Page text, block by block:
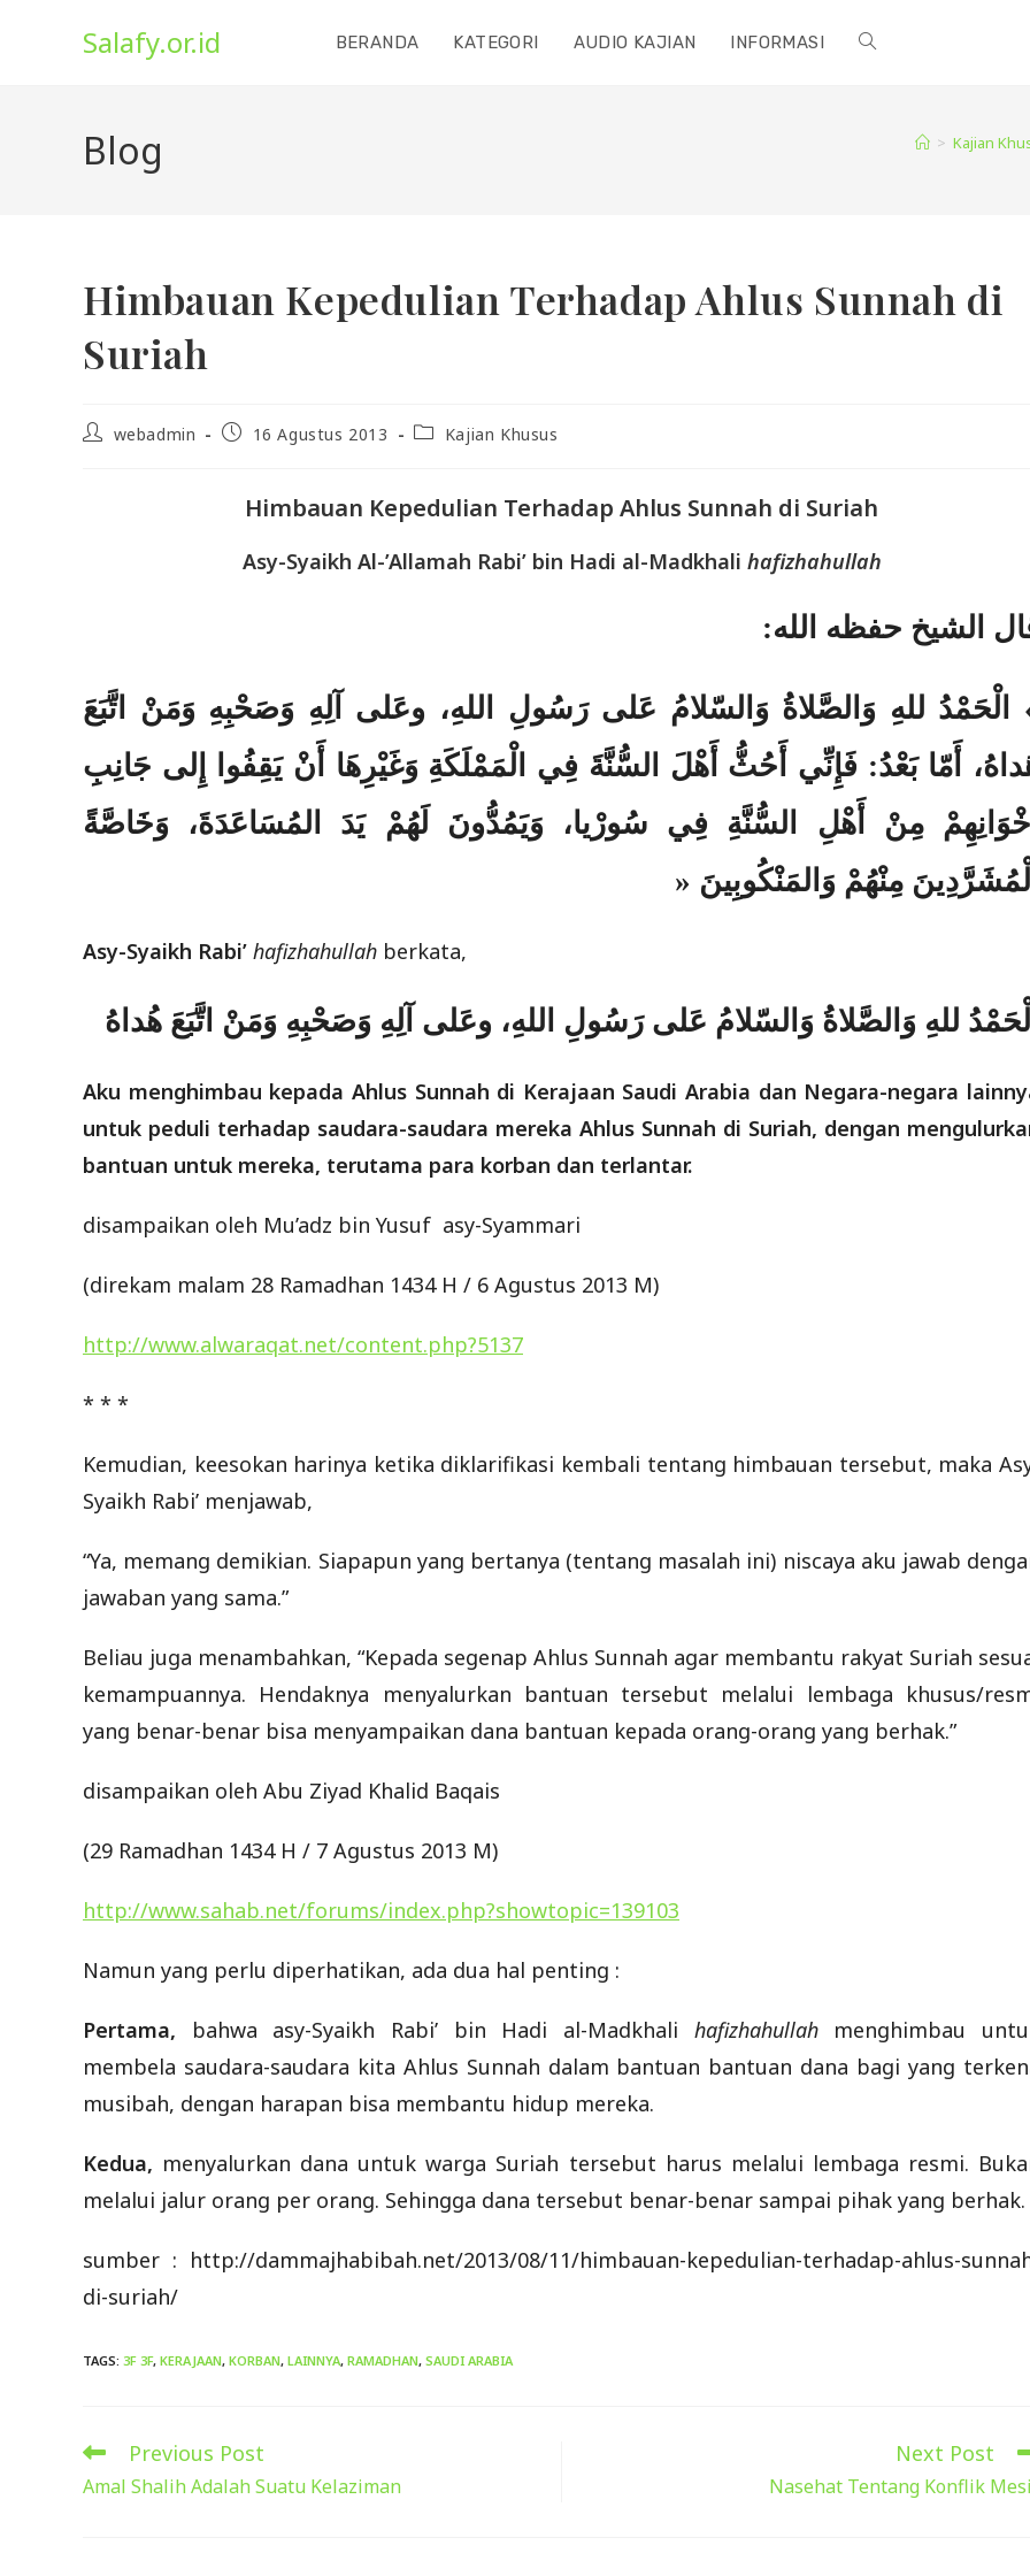
Salafy.or.id BERANDA KATEGORI AUDIO KAJIAN INFORMASI TOGGLE
Blog > Kajian
Himbauan Kepedulian Terhadap Ahlus Sunnah di
Suriah
Postwebadmin
Post16 Agustus 2013
PostKajian Khusus
Himbauan Kepedulian Terhadap Ahlus Sunnah di Suriah
Asy-Syaikh Al-’Allamah Rabi’ bin Hadi al-Madkhali hafizhahullah
الشيخ حفظه الله:
الْحَمْدُ للهِ وَالصَّلاةُ وَالسّلامُ عَلى رَسُولِ اللهِ، وعَلى آلِهِ وَصَحْبِهِ وَمَنْ اتَّبَعَ
أَمّا بَعْدُ: فَإِنِّي أَحُثُّ أَهْلَ السُّنَّةَ فِي الْمَمْلَكَةِ وَغَيْرِهَا أَنْ يَقِفُوا إِلى جَانِبِ
إِخْوَانِهِمْ مِنْ أَهْلِ السُّنَّةِ فِي سُورْيا، وَيَمُدُّونَ لَهُمْ يَدَ المُسَاعَدَةَ، وَخَاصَّةً
الْمُشَرَّدِينَ مِنْهُمْ وَالمَنْكُوبِينَ «
Asy-Syaikh Rabi’ hafizhahullah berkata,
الْحَمْدُ للهِ وَالصَّلاةُ وَالسّلامُ عَلى رَسُولِ اللهِ، وعَلى آلِهِ وَصَحْبِهِ وَمَنْ اتَّبَعَ هُداهُ
Aku menghimbau kepada Ahlus Sunnah di Kerajaan Saudi Arabia dan Negara-negara
untuk peduli terhadap saudara-saudara mereka Ahlus Sunnah di Suriah, dengan
bantuan untuk mereka, terutama para korban dan terlantar.
disampaikan oleh Mu’adz bin Yusuf asy-Syammari
(direkam malam 28 Ramadhan 1434 H / 6 Agustus 2013 M)
http://www.alwaraqat.net/content.php?5137
* * *
Kemudian, keesokan harinya ketika diklarifikasi kembali tentang himbauan tersebut, maka
Syaikh Rabi’ menjawab,
“Ya, memang demikian. Siapapun yang bertanya (tentang masalah ini) niscaya aku jawab
jawaban yang sama.”
Beliau juga menambahkan, “Kepada segenap Ahlus Sunnah agar membantu rakyat Suriah
kemampuannya. Hendaknya menyalurkan bantuan tersebut melalui lembaga khusus/
yang benar-benar bisa menyampaikan dana bantuan kepada orang-orang yang berhak.”
disampaikan oleh Abu Ziyad Khalid Baqais
(29 Ramadhan 1434 H / 7 Agustus 2013 M)
http://www.sahab.net/forums/index.php?showtopic=139103
Namun yang perlu diperhatikan, ada dua hal penting :
Pertama, bahwa asy-Syaikh Rabi’ bin Hadi al-Madkhali hafizhahullah menghimbau
membela saudara-saudara kita Ahlus Sunnah dalam bantuan bantuan dana bagi yang
musibah, dengan harapan bisa membantu hidup mereka.
Kedua, menyalurkan dana untuk warga Suriah tersebut harus melalui lembaga resmi.
melalui jalur orang per orang. Sehingga dana tersebut benar-benar sampai pihak yang berhak.
sumber : http://dammajhabibah.net/2013/08/11/himbauan-kepedulian-terhadap-ahlus-
di-suriah/
TAGS: 3F 3F, KERAJAAN, KORBAN, LAINNYA, RAMADHAN, SAUDI ARABIA
Read
articles
Previous Post
Amal Shalih Adalah Suatu Kelaziman
Next Post
Nasehat Tentang Konflik